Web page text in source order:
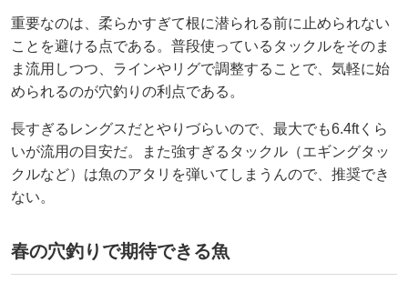
重要なのは、柔らかすぎて根に潜られる前に止められない
ことを避ける点である。普段使っているタックルをそのま
ま流用しつつ、ラインやリグで調整することで、気軽に始
められるのが穴釣りの利点である。
長すぎるレングスだとやりづらいので、最大でも6.4ftくら
いが流用の目安だ。また強すぎるタックル（エギングタッ
クルなど）は魚のアタリを弾いてしまうんので、推奨でき
ない。
春の穴釣りで期待できる魚